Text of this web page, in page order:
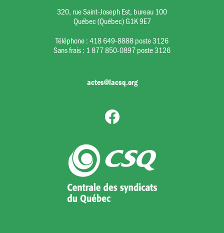
320, rue Saint-Joseph Est, bureau 100
Québec (Québec) G1K 9E7
Téléphone :418 649-8888 poste 3126
Sans frais : 1 877 850-0897 poste 3126
actes@lacsq.org